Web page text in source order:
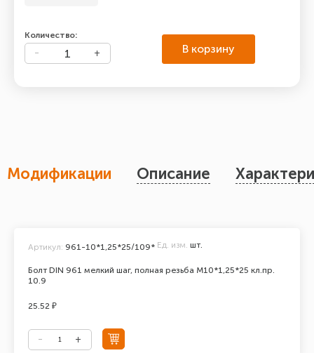
Количество:
В корзину
Модификации Описание
Болт DIN 961 мелкий шаг, полная резьба М10*1,25*25 кл.пр.
10.9
Артикул: 961-10*1,25*25/109* Ед. изм. шт.
25.52 ₽